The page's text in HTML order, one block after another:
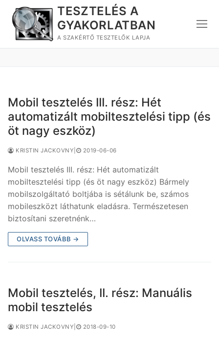
Ugrás
tartalomra
TESZTELÉS A
GYAKORLATBAN
A SZAKÉRTŐ TESZTELŐK LAPJA
Mobil tesztelés III. rész: Hét
automatizált mobiltesztelési tipp (és
öt nagy eszköz)
KRISTIN JACKOVNY 2019-06-06
Mobil tesztelés III. rész: Hét automatizált
mobiltesztelési tipp (és öt nagy eszköz) Bármely
mobilszolgáltató boltjába is sétálunk be, számos
mobileszközt láthatunk eladásra. Természetesen
biztosítani szeretnénk…
OLVASS TOVÁBB →
Mobil tesztelés, II. rész: Manuális
mobil tesztelés
KRISTIN JACKOVNY 2018-09-10